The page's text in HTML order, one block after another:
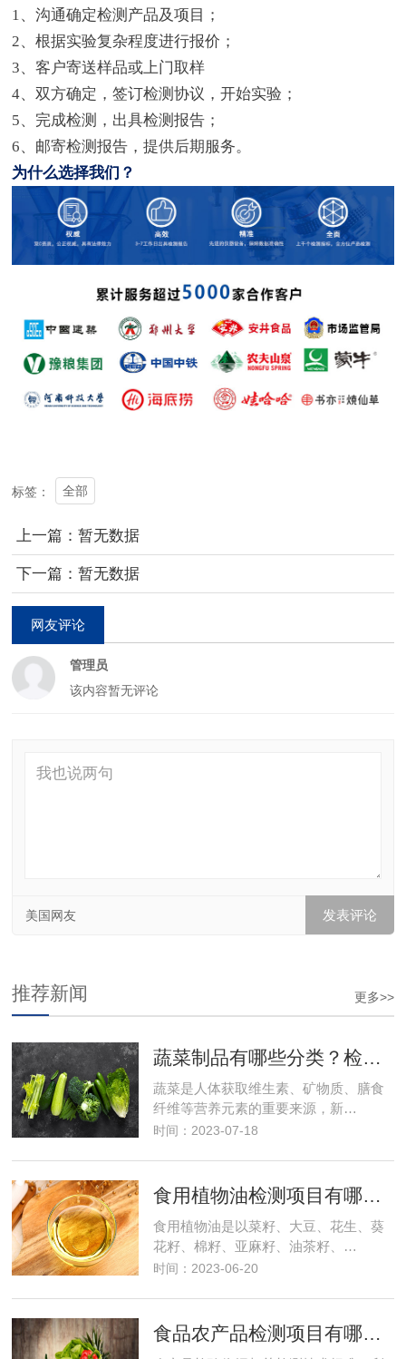
1、沟通确定检测产品及项目；
2、根据实验复杂程度进行报价；
3、客户寄送样品或上门取样
4、双方确定，签订检测协议，开始实验；
5、完成检测，出具检测报告；
6、邮寄检测报告，提供后期服务。
为什么选择我们？
标签： 全部
上一篇：暂无数据
下一篇：暂无数据
网友评论
管理员
该内容暂无评论
美国网友
更多>>
推荐新闻
蔬菜制品有哪些分类？检测项目有哪些？食品检测
蔬菜是人体获取维生素、矿物质、膳食
纤维等营养元素的重要来源，新…
时间：2023-07-18
食用植物油检测项目有哪些？需要多少钱？
食用植物油是以菜籽、大豆、花生、葵
花籽、棉籽、亚麻籽、油茶籽、…
时间：2023-06-20
食品农产品检测项目有哪些及费用